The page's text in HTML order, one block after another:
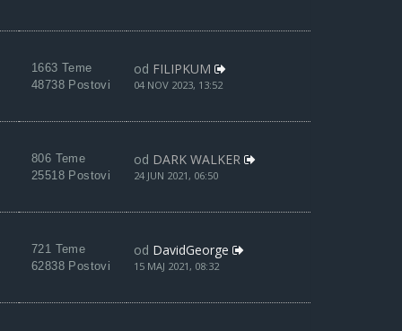
1663 Teme
48738 Postovi
od FILIPKUM
04 NOV 2023, 13:52
806 Teme
25518 Postovi
od DARK WALKER
24 JUN 2021, 06:50
721 Teme
62838 Postovi
od DavidGeorge
15 MAJ 2021, 08:32